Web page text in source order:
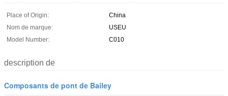
Place of Origin:
China
Nom de marque:
USEU
Model Number:
C010
description de
Composants de pont de Bailey